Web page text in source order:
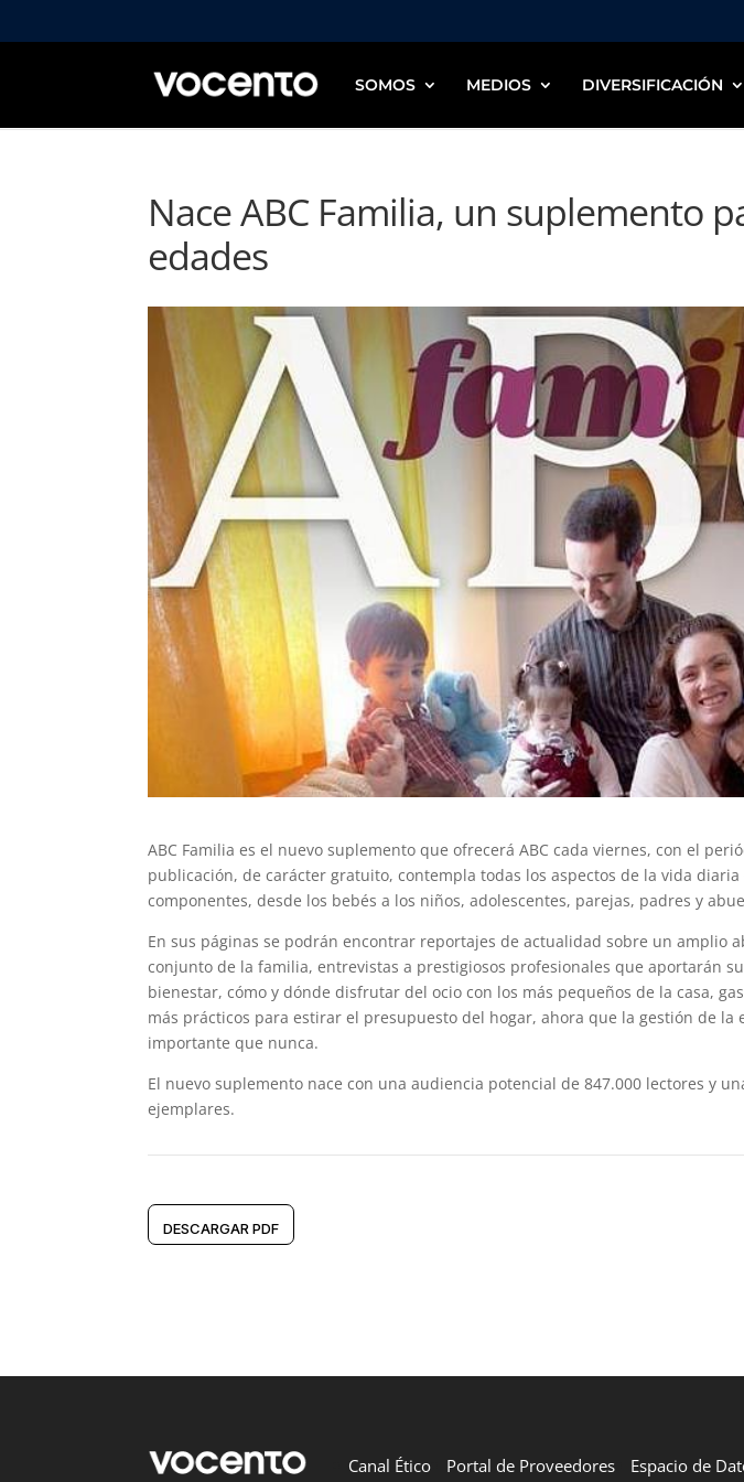
SOMOS MEDIOS DIVERSIFICACIÓN
Nace ABC Familia, un suplemento
edades
ABC Familia es el nuevo suplemento que ofrecerá ABC cada viernes, con el
publicación, de carácter gratuito, contempla todas los aspectos de la vida
componentes, desde los bebés a los niños, adolescentes, parejas, padres y
En sus páginas se podrán encontrar reportajes de actualidad sobre un amplio
conjunto de la familia, entrevistas a prestigiosos profesionales que aportarán
bienestar, cómo y dónde disfrutar del ocio con los más pequeños de la casa,
más prácticos para estirar el presupuesto del hogar, ahora que la gestión de la
importante que nunca.
El nuevo suplemento nace con una audiencia potencial de 847.000 lectores y
ejemplares.
DESCARGAR PDF
Canal Ético Portal de Proveedores Espacio de